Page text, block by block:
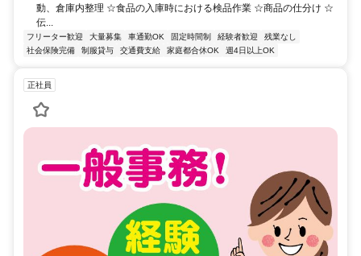
動、倉庫内整理 ☆食品の入庫時における検品作業 ☆商品の仕分け ☆
伝...
フリーター歓迎 大量募集 車通勤OK 固定時間制 経験者歓迎
残業なし
社会保険完備
制服貸与 交通費支給 家庭都合休OK 週4日以上OK
正社員